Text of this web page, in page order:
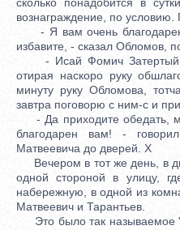
вознаграждение, по условию.
- Я вам очень
избавите, - сказал Обломов,
- Исай Фомич Затертый,
отирая наскоро руку
минуту руку Обломова,
завтра поговорю с ним-с и
- Да приходите обедать,
благодарен вам! -
Матвеевича до дверей. X
Вечером в тот же день, в
одной стороной в улицу,
набережную, в одной из
Матвеевич и Тарантьев.
Это было так называемое